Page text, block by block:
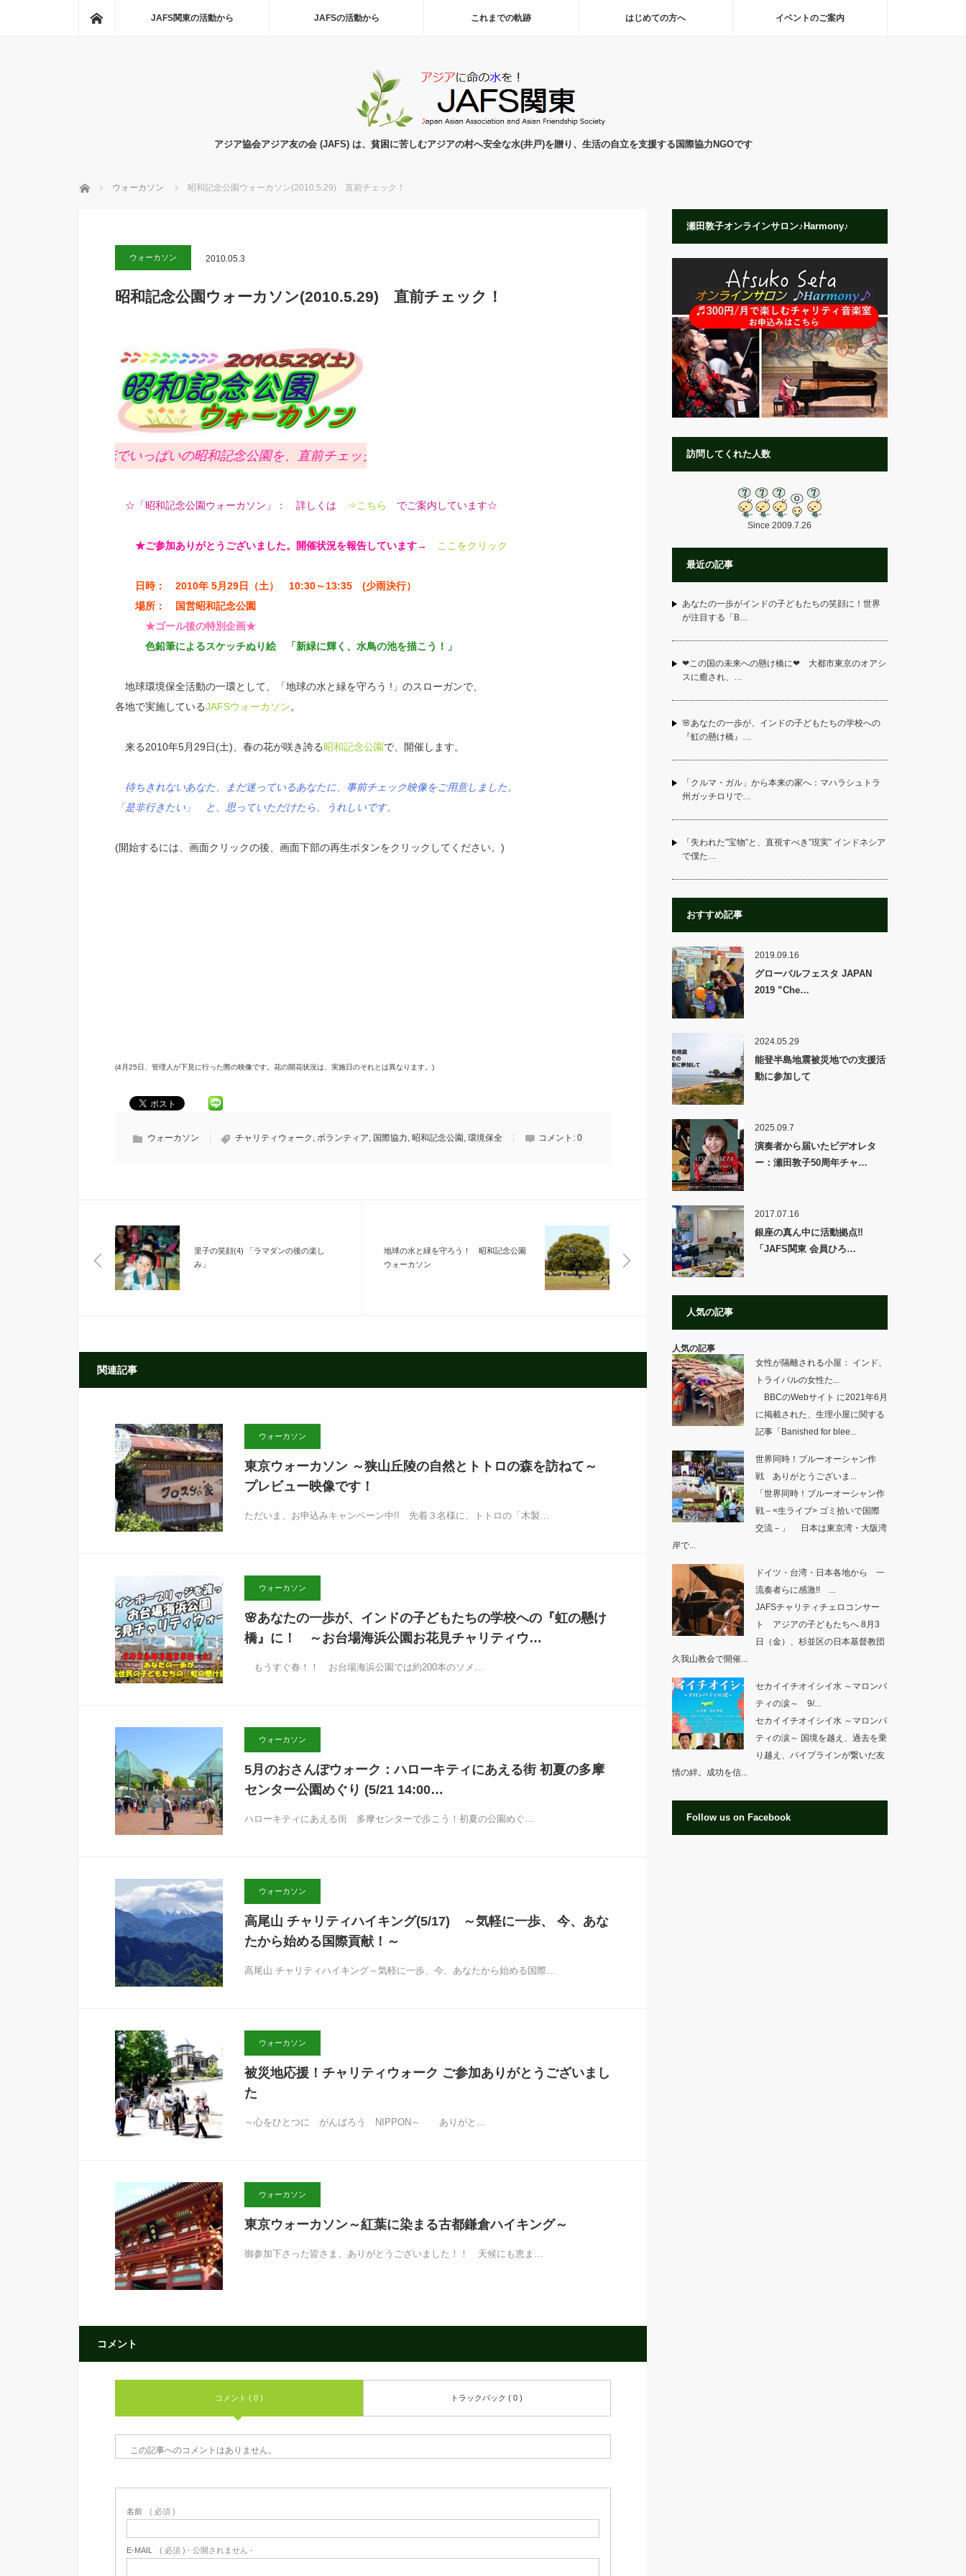
JAFS関東の活動から JAFSの活動から これまでの軌跡 はじめての方へ イベントのご案内
アジア協会アジア友の会 (JAFS) は、貧困に苦しむアジアの村へ安全な水(井戸)を贈り、生活の自立を支援する国際協力NGOです
ホーム ウォーカソン 昭和記念公園ウォーカソン(2010.5.29) 直前チェック！
ウォーカソン 2010.05.3
昭和記念公園ウォーカソン(2010.5.29) 直前チェック！
春の花でいっぱいの昭和記念公園を、直前チェックしてみました !!
☆「昭和記念公園ウォーカソン」： 詳しくは ⇒こちら でご案内しています☆
★ご参加ありがとうございました。開催状況を報告しています→ ここをクリック
日時： 2010年 5月29日（土） 10:30～13:35 (少雨決行）
場所： 国営昭和記念公園
★ゴール後の特別企画★
色鉛筆によるスケッチぬり絵 「新緑に輝く、水鳥の池を描こう！」
地球環境保全活動の一環として、「地球の水と緑を守ろう !」のスローガンで、
各地で実施しているJAFSウォーカソン。
来る2010年5月29日(土)、春の花が咲き誇る昭和記念公園で、開催します。
待ちきれないあなた、まだ迷っているあなたに、事前チェック映像をご用意しました。
「是非行きたい」 と、思っていただけたら、うれしいです。
(開始するには、画面クリックの後、画面下部の再生ボタンをクリックしてください。)
(4月25日、管理人が下見に行った際の映像です。花の開花状況は、実施日のそれとは異なります。)
ウォーカソン チャリティウォーク ボランティア 国際協力 昭和記念公園 環境保全 コメント: 0
里子の笑顔(4) 「ラマダンの後の楽し
み」
地球の水と緑を守ろう！ 昭和記念公園
ウォーカソン
関連記事
ウォーカソン
東京ウォーカソン ～狭山丘陵の自然とトトロの森を訪ねて～
プレビュー映像です！
ただいま、お申込みキャンペーン中!! 先着３名様に、トトロの「木製…
ウォーカソン
🌸あなたの一歩が、インドの子どもたちの学校への『虹の懸け
橋』に！ ～お台場海浜公園お花見チャリティウ…
もうすぐ春！！ お台場海浜公園では約200本のソメ…
ウォーカソン
5月のおさんぽウォーク：ハローキティにあえる街 初夏の多摩
センター公園めぐり (5/21 14:00…
ハローキティにあえる街 多摩センターで歩こう！初夏の公園めぐ…
ウォーカソン
高尾山 チャリティハイキング(5/17) ～気軽に一歩、 今、あな
たから始める国際貢献！～
高尾山 チャリティハイキング～気軽に一歩、今、あなたから始める国際…
ウォーカソン
被災地応援！チャリティウォーク ご参加ありがとうございまし
た
～心をひとつに がんばろう NIPPON～ ありがと…
ウォーカソン
東京ウォーカソン～紅葉に染まる古都鎌倉ハイキング～
御参加下さった皆さま、ありがとうございました！！ 天候にも恵ま…
コメント
コメント ( 0 ) トラックバック ( 0 )
この記事へのコメントはありません。
名前 ( 必須 )
E-MAIL ( 必須 ) - 公開されません -
瀬田敦子オンラインサロン♪Harmony♪
訪問してくれた人数
Since 2009.7.26
最近の記事
あなたの一歩がインドの子どもたちの笑顔に！世界
が注目する「B…
❤この国の未来への懸け橋に❤ 大都市東京のオアシ
スに癒され、…
🌸あなたの一歩が、インドの子どもたちの学校への
『虹の懸け橋』…
「クルマ・ガル」から本来の家へ：マハラシュトラ
州ガッチロリで…
「失われた”宝物”と、直視すべき”現実” インドネシア
で僕た…
おすすめ記事
2019.09.16
グローバルフェスタ JAPAN
2019 ”Che…
2024.05.29
能登半島地震被災地での支援活
動に参加して
2025.09.7
演奏者から届いたビデオレタ
ー：瀬田敦子50周年チャ…
2017.07.16
銀座の真ん中に活動拠点‼
「JAFS関東 会員ひろ…
人気の記事
人気の記事
女性が隔離される小屋： インド、
トライバルの女性た...
BBCのWebサイト に2021年6月
に掲載された、生理小屋に関する
記事「Banished for blee...
世界同時！ブルーオーシャン作
戦 ありがとうございま...
「世界同時！ブルーオーシャン作
戦－<生ライブ> ゴミ拾いで国際
交流－」 日本は東京湾・大阪湾
岸で...
ドイツ・台湾・日本各地から 一
流奏者らに感激!! ...
JAFSチャリティチェロコンサー
ト アジアの子どもたちへ 8月3
日（金）、杉並区の日本基督教団
久我山教会で開催...
セカイイチオイシイ水 ～マロンパ
ティの涙～ 9/...
セカイイチオイシイ水 ～マロンパ
ティの涙～ 国境を越え、過去を乗
り越え、パイプラインが繋いだ友
情の絆。成功を信...
Follow us on Facebook